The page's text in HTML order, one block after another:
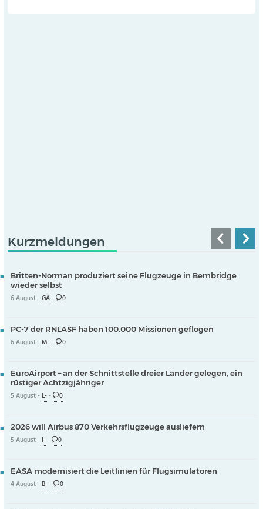
Kurzmeldungen
Britten-Norman produziert seine Flugzeuge in Bembridge
wieder selbst
6 August -GA- 0
PC-7 der RNLASF haben 100.000 Missionen geflogen
6 August -M-- 0
EuroAirport – an der Schnittstelle dreier Länder gelegen, ein
rüstiger Achtzigjähriger
5 August -L-- 0
2026 will Airbus 870 Verkehrsflugzeuge ausliefern
5 August - I-- 0
EASA modernisiert die Leitlinien für Flugsimulatoren
4 August -B-- 0